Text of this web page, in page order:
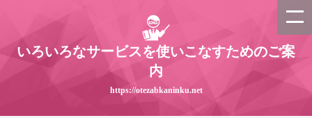
いろいろなサービスを使いこなすためのご案
内
https://otezabkaninku.net